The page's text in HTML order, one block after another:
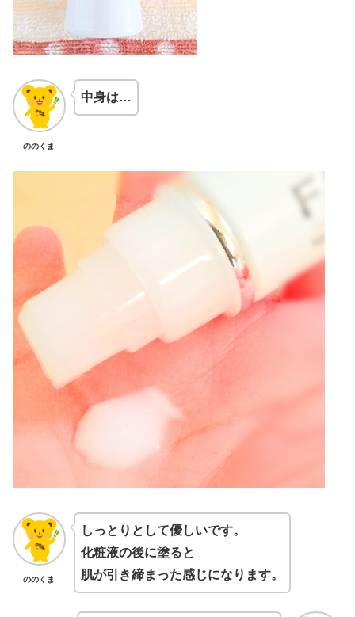
ののくま
中身は…
ののくま
しっとりとして優しいです。
化粧液の後に塗ると
肌が引き締まった感じになります。